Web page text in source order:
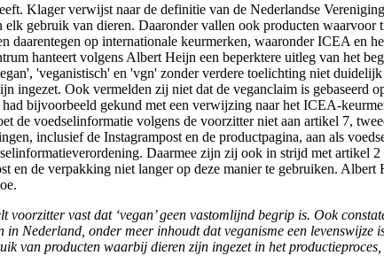
Klager verwijst naar de definitie van de Nederlandse
gebruik van dieren. Daaronder vallen ook producten waarvoor
op internationale keurmerken, waaronder ICEA en
hanteert volgens Albert Heijn een beperktere uitleg van het
'veganistisch' en 'vgn' zonder verdere toelichting niet
ingezet. Ook vermelden zij niet dat de veganclaim is gebaseerd
bijvoorbeeld gekund met een verwijzing naar het ICEA-
de voedselinformatie volgens de voorzitter niet aan artikel 7,
inclusief de Instagrampost en de productpagina, aan als
Daarmee zijn zij ook in strijd met artikel 2
de verpakking niet langer op deze manier te gebruiken.
vast dat ‘vegan’ geen vastomlijnd begrip is. Ook
Nederland, onder meer inhoudt dat veganisme een
van producten waarbij dieren zijn ingezet in het